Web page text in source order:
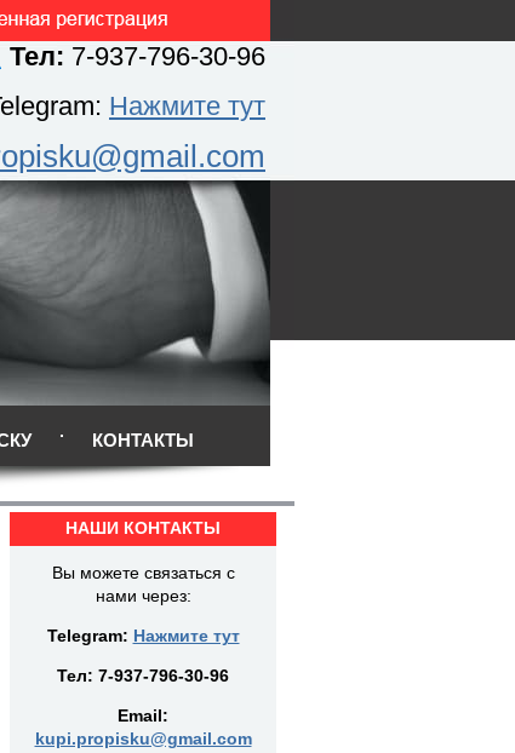
Тел: 7-937-796-30-96
Нажмите тут
КОНТАКТЫ
НАШИ КОНТАКТЫ
Вы можете связаться с
нами через:
Telegram: Нажмите тут
Тел: 7-937-796-30-96
Email:
kupi.propisku@gmail.com